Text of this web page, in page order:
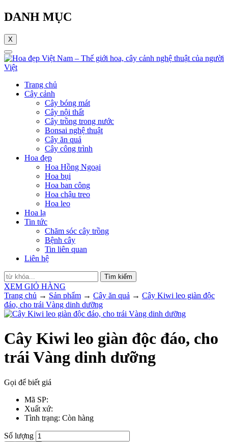
DANH MỤC
X
Trang chủ
Cây cảnh
Cây bóng mát
Cây nội thất
Cây trồng trong nước
Bonsai nghệ thuật
Cây ăn quả
Cây công trình
Hoa đẹp
Hoa Hồng Ngoại
Hoa bụi
Hoa ban công
Hoa chậu treo
Hoa leo
Hoa lạ
Tin tức
Chăm sóc cây trồng
Bệnh cây
Tin liên quan
Liên hệ
Tìm kiếm
XEM GIỎ HÀNG
Trang chủ → Sản phẩm → Cây ăn quả → Cây Kiwi leo giàn độc
đáo, cho trái Vàng dinh dưỡng
Cây Kiwi leo giàn độc đáo, cho
trái Vàng dinh dưỡng
Gọi để biết giá
Mã SP:
Xuất xứ:
Tình trạng: Còn hàng
Số lượng